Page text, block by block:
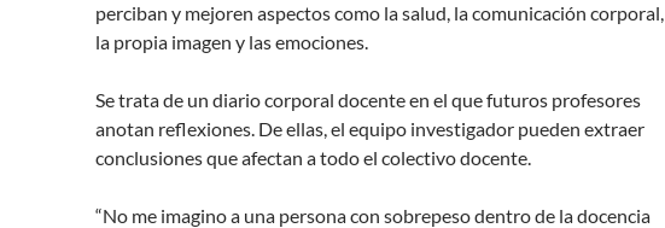
perciban y mejoren aspectos como la salud, la comunicación corporal,
la propia imagen y las emociones.
Se trata de un diario corporal docente en el que futuros profesores
anotan reflexiones. De ellas, el equipo investigador pueden extraer
conclusiones que afectan a todo el colectivo docente.
“No me imagino a una persona con sobrepeso dentro de la docencia